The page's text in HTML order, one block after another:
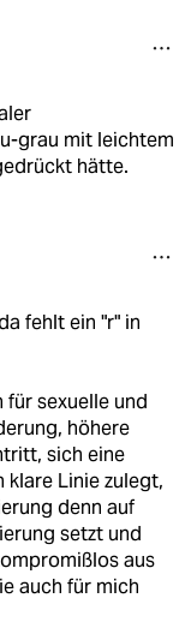
grau mit leichtem
hätte.
fehlt ein "r" in
für sexuelle und
höhere
sich eine
klare Linie zulegt,
denn auf
setzt und
aus
auch für mich